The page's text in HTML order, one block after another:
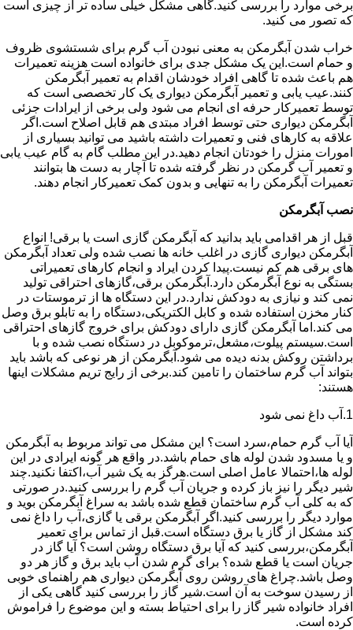
برخی موارد را بررسی کنید.گاهی مشکل خیلی ساده تر از چیزی است
که تصور می کنید.
خراب شدن آبگرمکن به معنی نبودن آب گرم برای شستشوی ظروف
و حمام است.این یک مشکل جدی برای خانواده است هزینه تعمیرات
هم باعث شده تا گاهی افراد خودشان اقدام به تعمیر آبگرمکن
کنند.عیب یابی و تعمیر آبگرمکن دیواری یک کار تخصصی است که
توسط تعمیرکار حرفه ای انجام می شود ولی برخی از ایرادات جزئی
آبگرمکن دیواری حتی توسط افراد مبتدی هم قابل اصلاح است.اگر
علاقه به کارهای فنی و تعمیرات داشته باشید می توانید بسیاری از
امورات منزل را خودتان انجام دهید.در این مطلب گام به گام عیب یابی
و تعمیر آب گرمکن در نظر گرفته شده تا آچار به دست ها بتوانند
تعمیرات آبگرمکن را به تنهایی و بدون کمک تعمیرکار انجام دهند.
نصب آبگرمکن
قبل از هر اقدامی باید بدانید که آبگرمکن گازی است یا برقی! انواع
آبگرمکن دیواری گازی در اغلب خانه ها نصب شده ولی تعداد آبگرمکن
های برقی هم کم نیست.پیدا کردن ایراد و انجام کارهای تعمیراتی
بستگی به نوع آبگرمکن دارد.آبگرمکن برقی،گازهای احتراقی تولید
نمی کند و نیازی به دودکش ندارد.در این دستگاه ها از ترموستات در
کنار مخزن استفاده شده و کابل الکتریکی،دستگاه را به تابلو برق وصل
می کند.اما آبگرمکن گازی دارای دودکش برای خروج گازهای احتراقی
است.سیستم پیلوت،مشعل،ترموکوبل در دستگاه نصب شده و با
برداشتن روکش بدنه دیده می شود.آبگرمکن از هر نوعی که باشد باید
بتواند آب گرم ساختمان را تامین کند.برخی از رایج تریم مشکلات اینها
هستند:
1.آب داغ نمی شود
آیا آب گرم حمام،سرد است؟ این مشکل می تواند مربوط به آبگرمکن
و یا مسدود شدن لوله های حمام باشد.در واقع هر گونه ایرادی در این
لوله ها،احتمالا عامل اصلی است.هرگز به یک شیر آب،اکتفا نکنید.چند
شیر دیگر را نیز باز کرده و جریان آب گرم را بررسی کنید.در صورتی
که به کلی آب گرم ساختمان قطع شده باشد به سراغ آبگرمکن بوید و
موارد دیگر را بررسی کنید.اگر آبگرمکن برقی یا گازی،آب را داغ نمی
کند مشکل از گاز یا برق دستگاه است.قبل از تماس برای تعمیر
آبگرمکن،بررسی کنید که آیا برق دستگاه روشن است؟ آیا گاز در
جریان است یا قطع شده؟ برای گرم شدن آب باید برق و گاز هر دو
وصل باشد.چراغ های روشن روی آبگرمکن دیواری هم راهنمای خوبی
از رسیدن سوخت به آن است.شیر گاز را بررسی کنید گاهی یکی از
افراد خانواده شیر گاز را برای احتیاط بسته و این موضوع را فراموش
کرده است.